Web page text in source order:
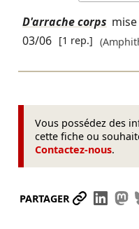
D'arrache corps
03/06 [1 rep.]
Vous possédez des
cette fiche ou
Contactez-nous.
PARTAGER